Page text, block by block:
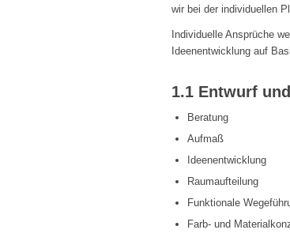
wir bei der individuellen
Individuelle Ansprüche
Ideenentwicklung auf
1.1 Entwurf
Beratung
Aufmaß
Ideenentwicklung
Raumaufteilung
Funktionale
Farb- und